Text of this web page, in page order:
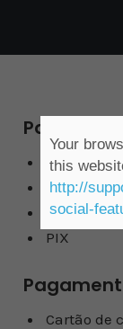
Boleto
Débito
Cartão de
PIX
Cartão de
Your
this
http://
social-